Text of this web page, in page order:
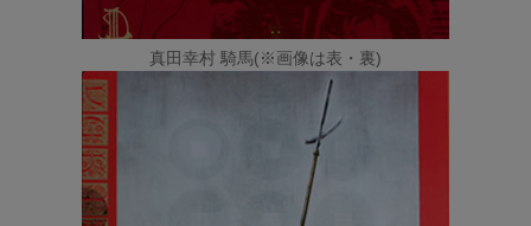
真田幸村 騎馬(※画像は表・裏)